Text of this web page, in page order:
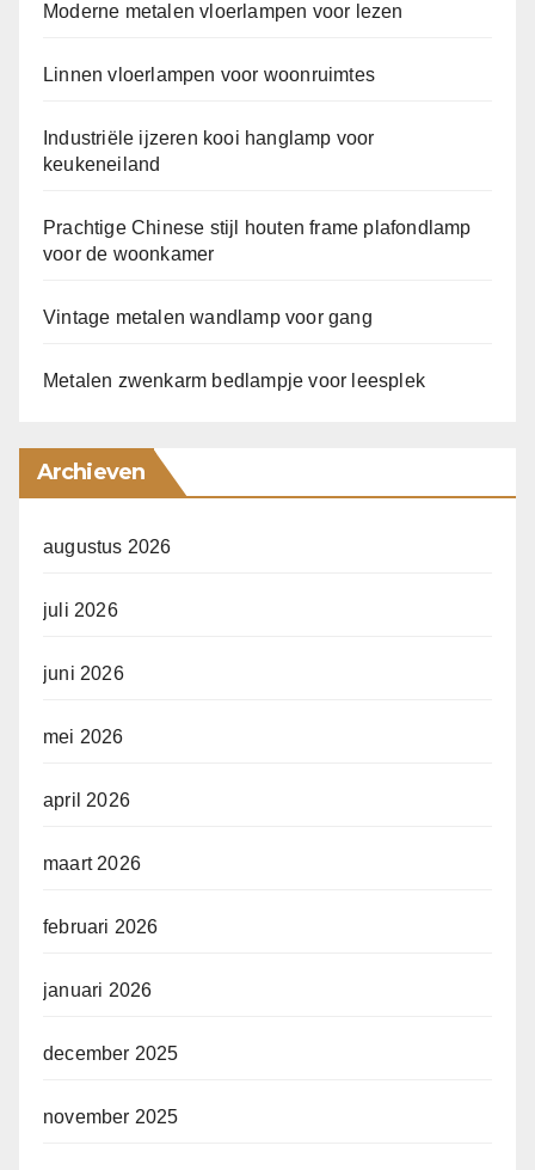
Moderne metalen vloerlampen voor lezen
Linnen vloerlampen voor woonruimtes
Industriële ijzeren kooi hanglamp voor
keukeneiland
Prachtige Chinese stijl houten frame plafondlamp
voor de woonkamer
Vintage metalen wandlamp voor gang
Metalen zwenkarm bedlampje voor leesplek
Archieven
augustus 2026
juli 2026
juni 2026
mei 2026
april 2026
maart 2026
februari 2026
januari 2026
december 2025
november 2025